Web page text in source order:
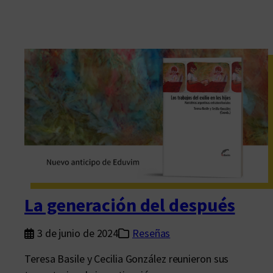
La generación del después
3 de junio de 2024
Reseñas
Teresa Basile y Cecilia González reunieron sus